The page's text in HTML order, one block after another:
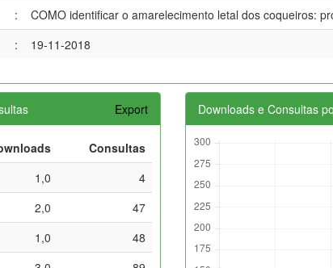
:
COMO identificar o amarelecimento letal dos coqueiros:
: 19-11-2018
Export
Consultas
1,0
4
2,0
47
1,0
48
Downloads e Consultas